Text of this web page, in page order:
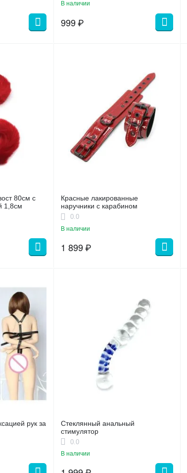
В наличии
999₽
80см с
1,8см
Красные лакированные
наручники с карабином
0.0
В наличии
1 899₽
рук за
Стеклянный анальный
стимулятор
0.0
В наличии